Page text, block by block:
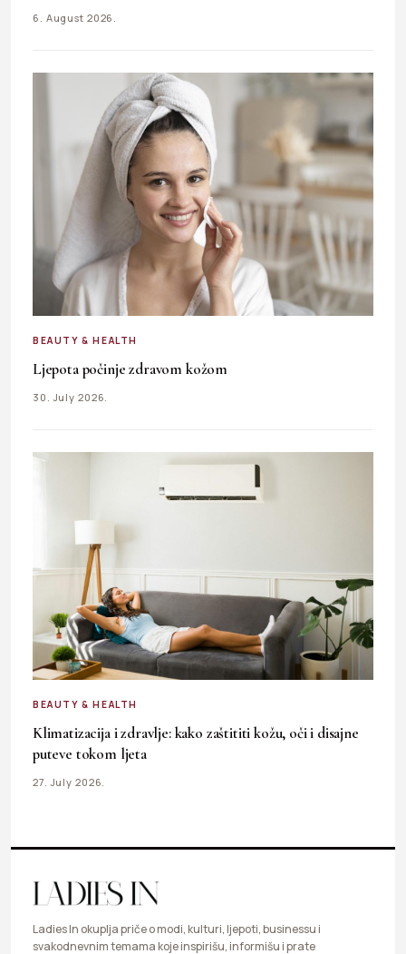
6. August 2026.
BEAUTY & HEALTH
Ljepota počinje zdravom kožom
30. July 2026.
BEAUTY & HEALTH
Klimatizacija i zdravlje: kako zaštititi kožu, oči i disajne
puteve tokom ljeta
27. July 2026.
Ladies In okuplja priče o modi, kulturi, ljepoti, businessu i
svakodnevnim temama koje inspirišu, informišu i prate